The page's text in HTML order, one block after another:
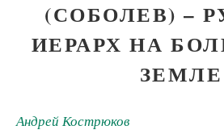
(СОБОЛЕВ) –
ИЕРАРХ НА
ЗЕМЛЕ
Андрей Кострюков